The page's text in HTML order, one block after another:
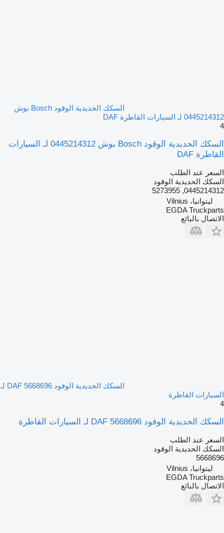
السكك الحديدية الوقود Bosch بوش
0445214312 لـ السيارات القاطرة DAF
4
السكك الحديدية الوقود Bosch بوش 0445214312 لـ السيارات
القاطرة DAF
السعر عند الطلب
السكك الحديدية الوقود
0445214312, 5273955
ليتوانيا، Vilnius
EGDA Truckparts
الاتصال بالبائع
السكك الحديدية الوقود DAF 5668696 لـ
السيارات القاطرة
4
السكك الحديدية الوقود DAF 5668696 لـ السيارات القاطرة
السعر عند الطلب
السكك الحديدية الوقود
5668696
ليتوانيا، Vilnius
EGDA Truckparts
الاتصال بالبائع